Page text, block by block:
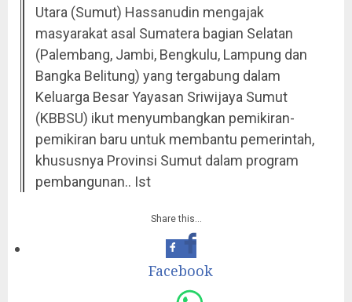
Utara (Sumut) Hassanudin mengajak
masyarakat asal Sumatera bagian Selatan
(Palembang, Jambi, Bengkulu, Lampung dan
Bangka Belitung) yang tergabung dalam
Keluarga Besar Yayasan Sriwijaya Sumut
(KBBSU) ikut menyumbangkan pemikiran-
pemikiran baru untuk membantu pemerintah,
khususnya Provinsi Sumut dalam program
pembangunan.. Ist
Share this…
Facebook